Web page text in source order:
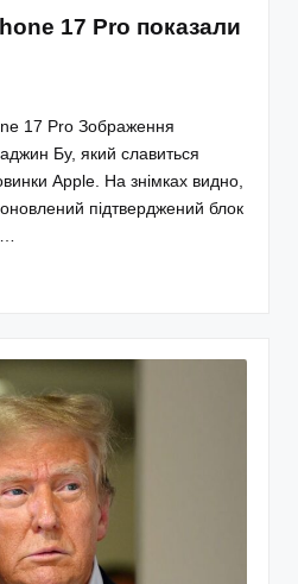
17 Pro показали
17 Pro Зображення
Бу, який славиться
Apple. На знімках видно,
підтверджений блок